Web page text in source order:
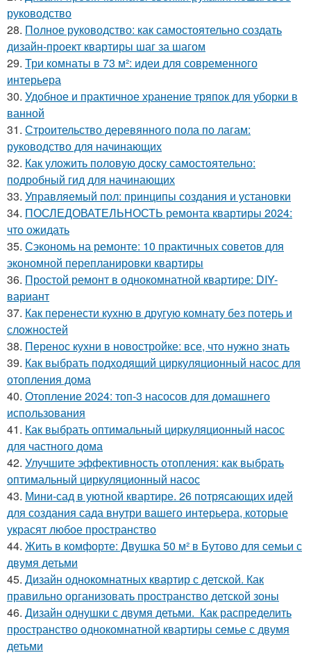
руководство
28. Полное руководство: как самостоятельно создать
дизайн-проект квартиры шаг за шагом
29. Три комнаты в 73 м²: идеи для современного
интерьера
30. Удобное и практичное хранение тряпок для уборки в
ванной
31. Строительство деревянного пола по лагам:
руководство для начинающих
32. Как уложить половую доску самостоятельно:
подробный гид для начинающих
33. Управляемый пол: принципы создания и установки
34. ПОСЛЕДОВАТЕЛЬНОСТЬ ремонта квартиры 2024:
что ожидать
35. Сэкономь на ремонте: 10 практичных советов для
экономной перепланировки квартиры
36. Простой ремонт в однокомнатной квартире: DIY-
вариант
37. Как перенести кухню в другую комнату без потерь и
сложностей
38. Перенос кухни в новостройке: все, что нужно знать
39. Как выбрать подходящий циркуляционный насос для
отопления дома
40. Отопление 2024: топ-3 насосов для домашнего
использования
41. Как выбрать оптимальный циркуляционный насос
для частного дома
42. Улучшите эффективность отопления: как выбрать
оптимальный циркуляционный насос
43. Мини-сад в уютной квартире. 26 потрясающих идей
для создания сада внутри вашего интерьера, которые
украсят любое пространство
44. Жить в комфорте: Двушка 50 м² в Бутово для семьи с
двумя детьми
45. Дизайн однокомнатных квартир с детской. Как
правильно организовать пространство детской зоны
46. Дизайн однушки с двумя детьми. Как распределить
пространство однокомнатной квартиры семье с двумя
детьми